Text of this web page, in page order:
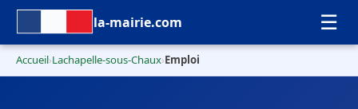
la-mairie.com ☰
Accueil›Lachapelle-sous-Chaux›Emploi